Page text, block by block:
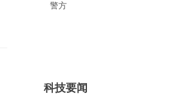
警方
科技要闻